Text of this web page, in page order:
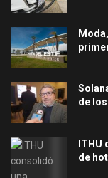
de
de